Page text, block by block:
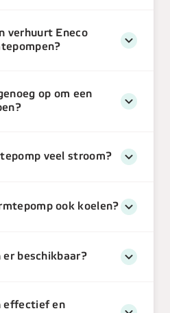
verhuurt Eneco
op om een
veel stroom?
ook koelen?
er beschikbaar?
effectief en